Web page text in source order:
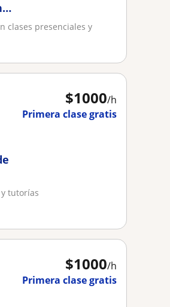
clases presenciales y
$1000/h
Primera clase gratis
tutorías
$1000/h
Primera clase gratis